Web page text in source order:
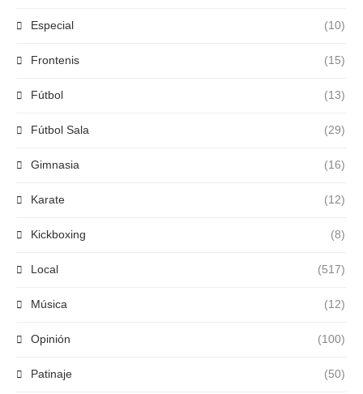
Especial (10)
Frontenis (15)
Fútbol (13)
Fútbol Sala (29)
Gimnasia (16)
Karate (12)
Kickboxing (8)
Local (517)
Música (12)
Opinión (100)
Patinaje (50)